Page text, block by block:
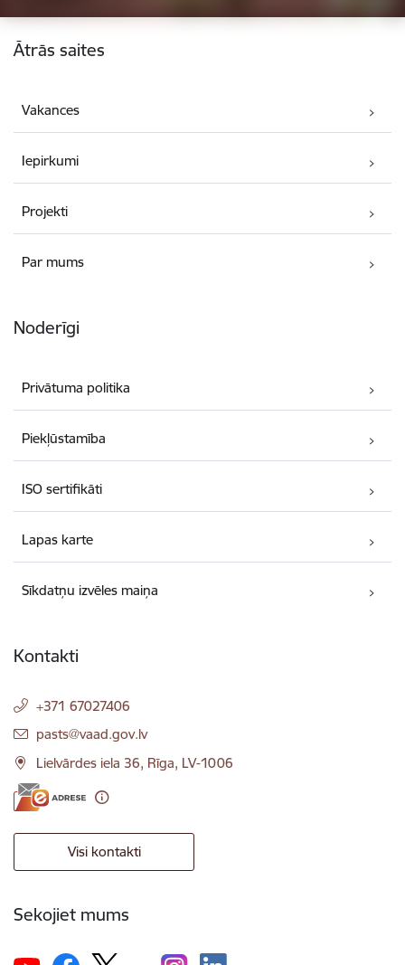
Kājene
Ātrās saites
Vakances
Iepirkumi
Projekti
Par mums
Noderīgi
Privātuma politika
Piekļūstamība
ISO sertifikāti
Lapas karte
Sīkdatņu izvēles maiņa
Kontakti
+371 67027406
E-pasts:
pasts@vaad.gov.lv
Lielvārdes iela 36, Rīga, LV-1006
Visi kontakti
Sekojiet mums